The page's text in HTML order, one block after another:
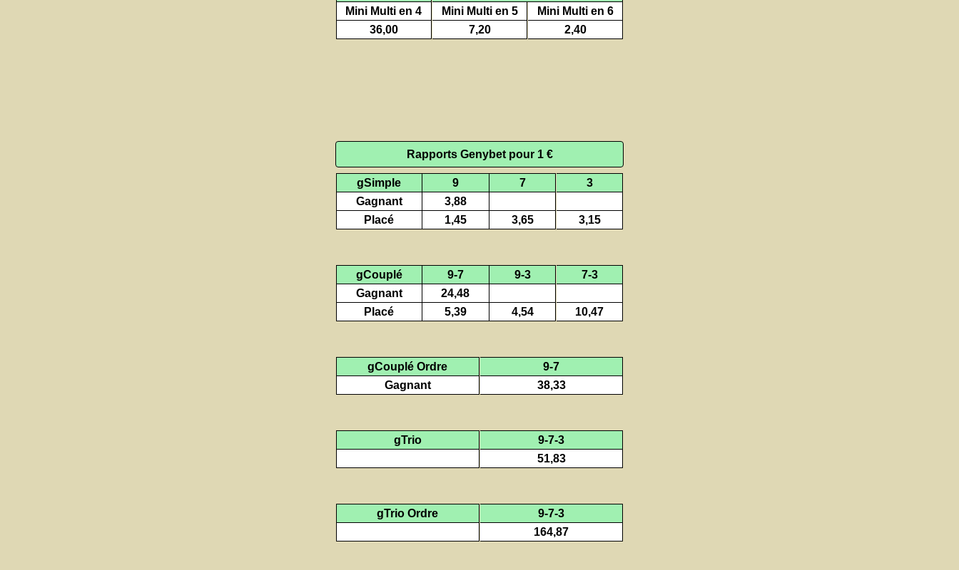
Mini Multi en 4
Mini Multi en 5
Mini Multi en 6
36,00
7,20 2,40
Rapports Genybet pour 1 €
gSimple 9 7
3
Gagnant
3,88
Placé
1,45 3,65 3,15
gCouplé 9-7 9-3
7-3
Gagnant
24,48
Placé
5,39 4,54 10,47
gCouplé Ordre
9-7
Gagnant
38,33
gTrio
9-7-3
51,83
gTrio Ordre
9-7-3
164,87